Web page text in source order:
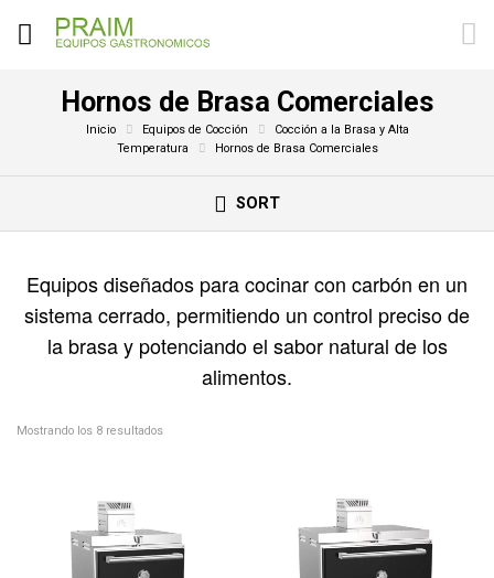
Hornos de Brasa Comerciales
Inicio Equipos de Cocción
Cocción a la Brasa y Alta
Temperatura
Hornos de Brasa Comerciales
SORT
Equipos diseñados para cocinar con carbón en un
sistema cerrado, permitiendo un control preciso de
la brasa y potenciando el sabor natural de los
alimentos.
Mostrando los 8 resultados